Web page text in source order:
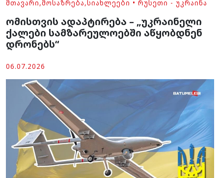
ᲛᲗᲐᲕᲐᲠᲘ,ᲛᲝᲡᲐᲖᲠᲔᲑᲐ,ᲡᲘᲐᲮᲚᲔᲔᲑᲘ • ᲠᲣᲡᲔᲗᲘ - ᲣᲙᲠᲐᲘᲜᲐ
ომისთვის ადაპტირება – „უკრაინელი
ქალები სამზარეულოებში აწყობდნენ
დრონებს“
06.07.2026